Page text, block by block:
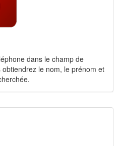
dans le champ de
le nom, le prénom et